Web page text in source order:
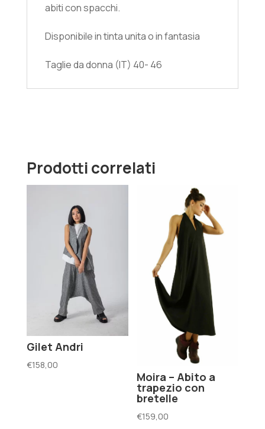
abiti con spacchi.
Disponibile in tinta unita o in fantasia
Taglie da donna (IT) 40- 46
Prodotti correlati
Gilet Andri
€158,00
Moira – Abito a
trapezio con
bretelle
€159,00